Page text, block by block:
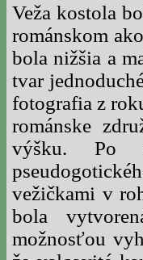
Veža kostola
románskom
bola nižšia a
tvar
fotografia z
románske
výšku. Po
vežičkami v
bola
možnosťou